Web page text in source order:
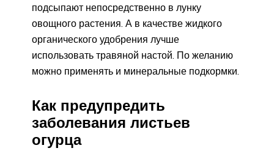
подсыпают непосредственно в лунку
овощного растения. А в качестве жидкого
органического удобрения лучше
использовать травяной настой. По желанию
можно применять и минеральные подкормки.
Как предупредить
заболевания листьев
огурца